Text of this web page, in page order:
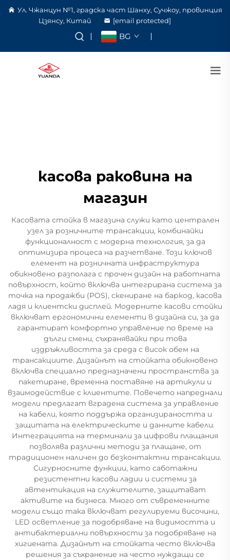
Ул. Чжанцун №1, градска част Шанху, Сучжоу, провинция
Цзянсу, Китай
[email protected]
BG
касова раковина на
магазин
Касовата стойка в магазина служи като централен
узел за розничните трансакции, комбинайки
функционалност с модерна технология, за да
оптимизира процеса на разчетване. Този ключов
елемент на розничната инфраструктура
обикновено разполага с прочен дизайн на работната
повърхност, който включва интегрирана система за
точка на продажби (POS), скениране на баркод, касова
ладя и клиентски дисплей. Модерните касови стойки
включват ергономични елементи в дизайна си, за да
гарантират комфортно управление по време на
дълги смени, съхранявайки при това
издръжливостта за среда с висок обем на
трансакциите. Дизайнът на стойката обикновено
включва специално предназначени пространства за
пакетиране, временна поставяне на артикули и
взаимодействие с клиентите. Повечето напреднали
модели предлагат вградена система за управление
на кабели, която поддържа организираността и
защитата на електрическите и данните кабели.
Интеграцията на терминали за цифрови плащания
позволява различни методи за плащане, от
традиционен наличен до безконтактни трансакции.
Сигурносните функции, като саботажни
резистентни касови ладии и системи за
автентикация на служителите, защитават
активите на бизнеса. Много от съвременните
модели също така включват регулируеми височини,
LED осветление за подобряване на видимостта и
антибактериални повърхности за подобряване на
хигиената. Дизайнът на стойката често включва
решения за съхранение на често нуждащи се